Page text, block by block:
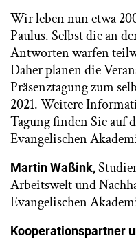
Wir leben nun etwa
Paulus. Selbst die an
Antworten warfen
Daher planen die
Präsenztagung zum
2021. Weitere
Tagung finden Sie auf
Evangelischen
Martin Waßink,
Arbeitswelt und
Evangelischen
Kooperationspartner